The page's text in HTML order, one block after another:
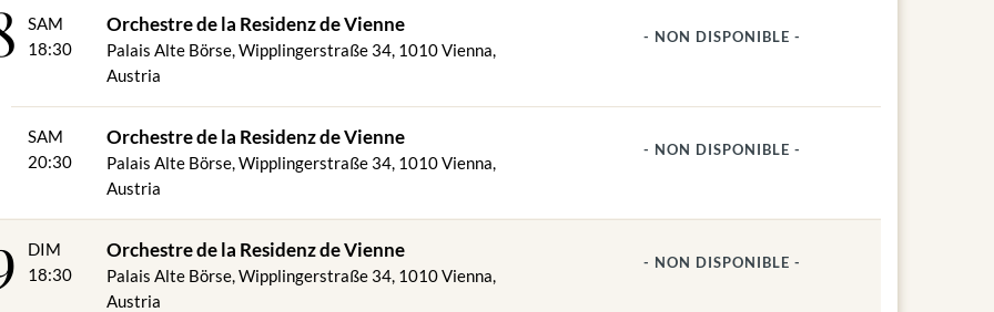
: "Csardas" (musique de chambre)
père : "Marche de Radetzky".
: "Danse hongroise no 5".
manifestation :
Börse, Wipplingerstraße 34, 1010 Vienne, Autriche
de modifications.
SAM
18:30
Orchestre de la Residenz de Vienne
Palais Alte Börse, Wipplingerstraße 34, 1010 Vienna,
Austria
- NON DISPONIBLE -
SAM
20:30
Orchestre de la Residenz de Vienne
Palais Alte Börse, Wipplingerstraße 34, 1010 Vienna,
Austria
- NON DISPONIBLE -
DIM
18:30
Orchestre de la Residenz de Vienne
Palais Alte Börse, Wipplingerstraße 34, 1010 Vienna,
Austria
- NON DISPONIBLE -